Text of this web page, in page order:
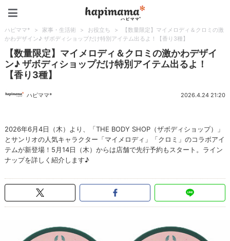
ハピママ* > 家事・生活術 > お役立ち >
【数量限定】マイメロディ＆クロミの激
かわデザイン♪ ザボディショップだけ特別アイテム出るよ！【香り3種】
【数量限定】マイメロディ＆クロミの激かわデザイ
ン♪ ザボディショップだけ特別アイテム出るよ！
【香り3種】
ハピママ* 2026.4.24 21:20
2026年6月4日（木）より、「THE BODY SHOP（ザボディショップ）」
とサンリオの人気キャラクター「マイメロディ」「クロミ」のコラボアイ
テムが新登場！5月14日（木）からは店舗で先行予約もスタート。ライン
ナップを詳しく紹介します♪